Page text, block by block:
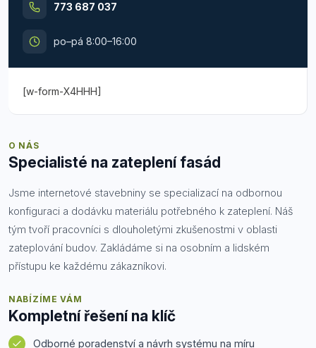
773 687 037
po–pá 8:00–16:00
[w-form-X4HHH]
O NÁS
Specialisté na zateplení fasád
Jsme internetové stavebniny se specializací na odbornou
konfiguraci a dodávku materiálu potřebného k zateplení. Náš
tým tvoří pracovníci s dlouholetými zkušenostmi v oblasti
zateplování budov. Zakládáme si na osobním a lidském
přístupu ke každému zákazníkovi.
NABÍZÍME VÁM
Kompletní řešení na klíč
Odborné poradenství a návrh systému na míru